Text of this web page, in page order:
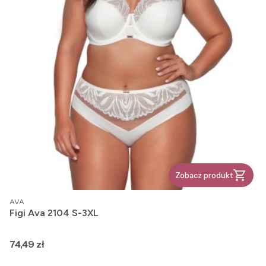
Zobacz produkt
PRODUCENT
AVA
Figi Ava 2104 S-3XL
Cena
74,49 zł